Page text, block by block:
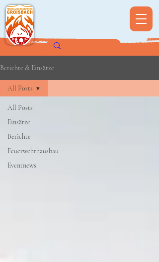
Berichte & Einsätze
All Posts
Einsätze
Berichte
Feuerwehrhausbau
Eventnews
All Posts